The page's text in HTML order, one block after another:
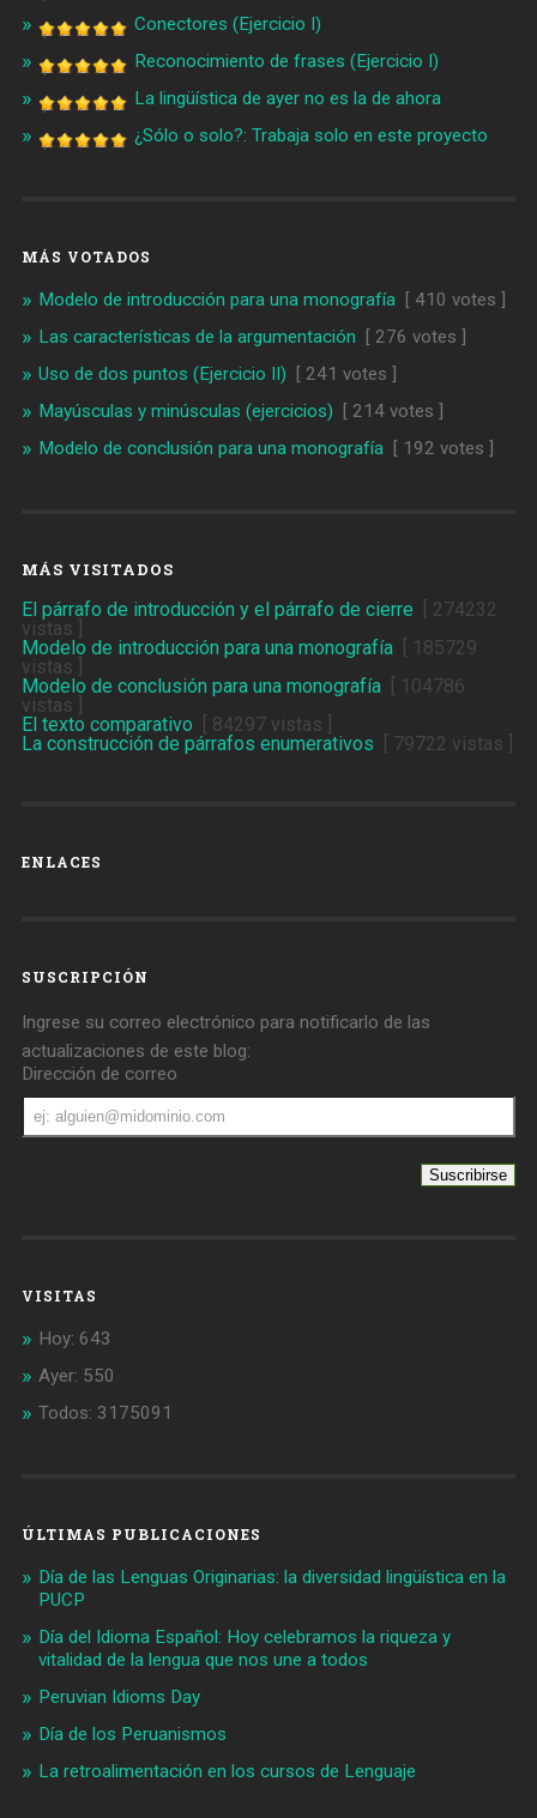
Conectores (Ejercicio I)
Reconocimiento de frases (Ejercicio I)
La lingüística de ayer no es la de ahora
¿Sólo o solo?: Trabaja solo en este proyecto
MÁS VOTADOS
Modelo de introducción para una monografía[ 410 votes ]
Las características de la argumentación [ 276 votes ]
Uso de dos puntos (Ejercicio II) [ 241 votes ]
Mayúsculas y minúsculas (ejercicios) [ 214 votes ]
Modelo de conclusión para una monografía[ 192 votes ]
MÁS VISITADOS
El párrafo de introducción y el párrafo de cierre [ 274232
vistas ]
Modelo de introducción para una monografía[ 185729
vistas ]
Modelo de conclusión para una monografía[ 104786
vistas ]
El texto comparativo [ 84297 vistas ]
La construcción de párrafos enumerativos [ 79722 vistas ]
ENLACES
SUSCRIPCIÓN
Ingrese su correo electrónico para notificarlo de las
actualizaciones de este blog:
Dirección de correo
Dirección
de
correo
VISITAS
Hoy: 643
Ayer: 550
Todos: 3175091
ÚLTIMAS PUBLICACIONES
Día de las Lenguas Originarias: la diversidad lingüística en la
PUCP
Día del Idioma Español: Hoy celebramos la riqueza y
vitalidad de la lengua que nos une a todos
Peruvian Idioms Day
Día de los Peruanismos
La retroalimentación en los cursos de Lenguaje